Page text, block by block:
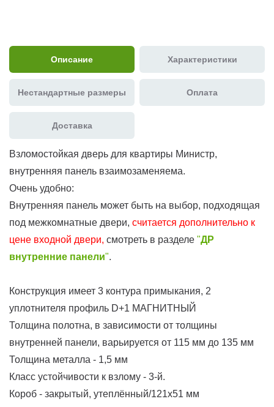
Описание Характеристики
Нестандартные размеры Оплата
Доставка
Взломостойкая дверь для квартиры Министр,
внутренняя панель взаимозаменяема.
Очень удобно:
Внутренняя панель может быть на выбор, подходящая
под межкомнатные двери, считается дополнительно к
цене входной двери, смотреть в разделе "ДР
внутренние панели".
Конструкция имеет 3 контура примыкания, 2
уплотнителя профиль D+1 МАГНИТНЫЙ
Толщина полотна, в зависимости от толщины
внутренней панели, варьируется от 115 мм до 135 мм
Толщина металла - 1,5 мм
Класс устойчивости к взлому - 3-й.
Короб - закрытый, утеплённый/121х51 мм